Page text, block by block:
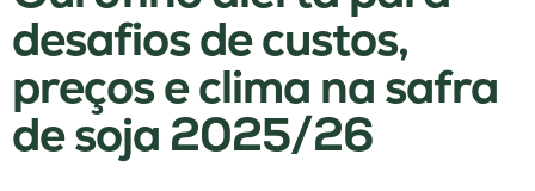
desafios de custos,
preços e clima na safra
de soja 2025/26